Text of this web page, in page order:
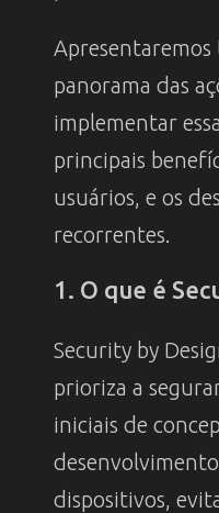
Apresentaremos
panorama das
implementar
principais
usuários, e os
recorrentes.
1. O que é
Security by
prioriza a
iniciais de
dispositivos,